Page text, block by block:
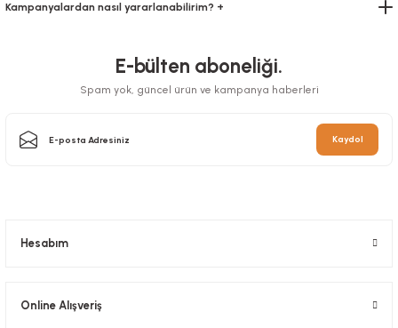
Kampanyalardan nasıl yararlanabilirim? +
E-bülten aboneliği.
Spam yok, güncel ürün ve kampanya haberleri
Kaydol
Hesabım
Online Alışveriş